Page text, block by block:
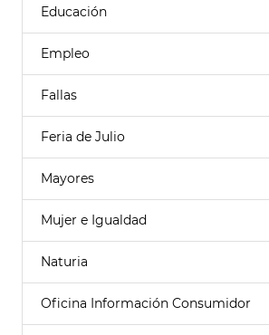
Educación
Empleo
Fallas
Feria de Julio
Mayores
Mujer e Igualdad
Naturia
Oficina Información Consumidor